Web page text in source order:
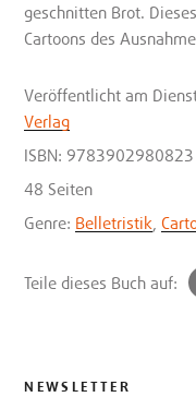
geschnitten Brot.
Cartoons des
Veröffentlicht am
Verlag
ISBN: 9783902980823
48 Seiten
Genre: Belletristik ,
Teile dieses Buch auf:
NEWSLETTER